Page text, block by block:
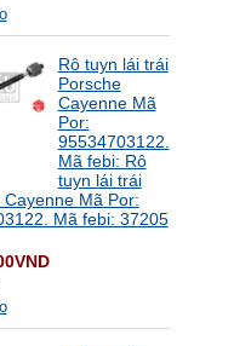
Rô tuyn lái trái
Porsche
Cayenne Mã
Por:
95534703122.
Mã febi: Rô
tuyn lái trái
Cayenne Mã Por:
Mã febi: 37205